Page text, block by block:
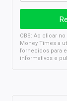
OBS: Ao clicar
Money Times a
fornecidos para
informativos e